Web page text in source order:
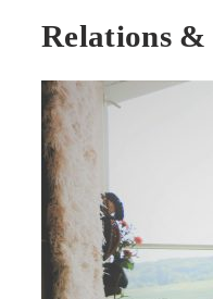
Relations &